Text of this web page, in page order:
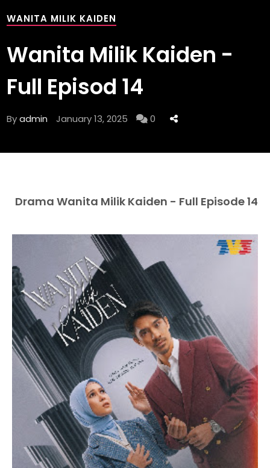
WANITA MILIK KAIDEN
Wanita Milik Kaiden -
Full Episod 14
Byadmin January 13, 2025 0
Drama Wanita Milik Kaiden - Full Episode 14